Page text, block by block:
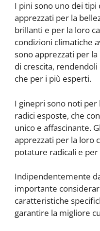
I pini sono uno dei
apprezzati per la
brillanti e per la loro
condizioni climatiche
sono apprezzati per
di crescita,
che per i più esperti.
I ginepri sono noti
radici esposte, che
unico e affascinante.
apprezzati per la loro
potature radicali e
Indipendentemente
importante
caratteristiche
garantire la migliore